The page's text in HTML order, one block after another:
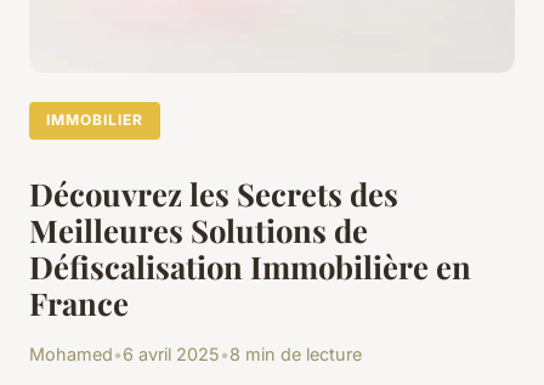
IMMOBILIER
Découvrez les Secrets des
Meilleures Solutions de
Défiscalisation Immobilière en
France
Mohamed•6 avril 2025•8 min de lecture